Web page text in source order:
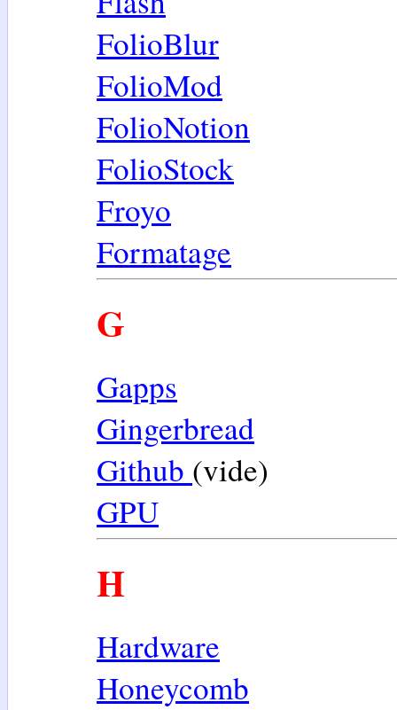
FolioBlur
FolioMod
FolioNotion
FolioStock
Froyo
Formatage
G
Gapps
Gingerbread
Github (vide)
GPU
H
Hardware
Honeycomb